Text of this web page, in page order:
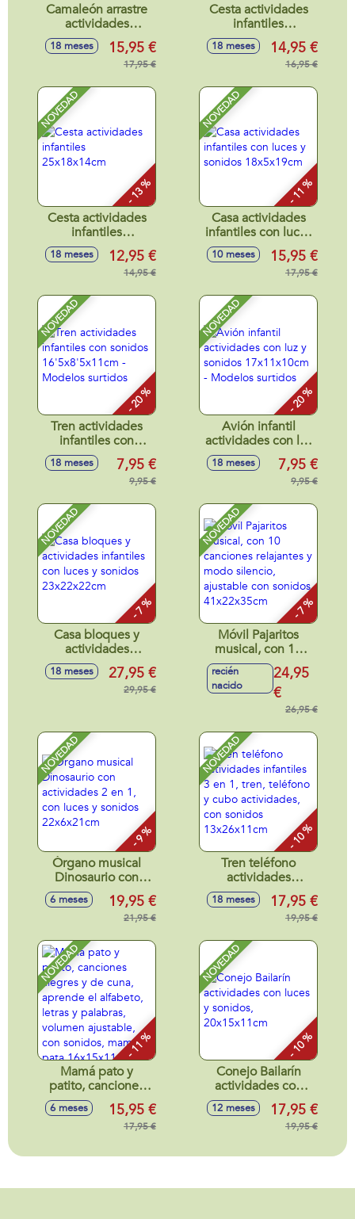
Camaleón arrastre
actividades
28x13x14cm
18 meses 15,95 €
17,95 €
Cesta actividades
infantiles
25x18x14cm
18 meses 14,95 €
16,95 €
NOVEDAD
- 13 %
Cesta actividades
infantiles
25x18x14cm
18 meses 12,95 €
14,95 €
NOVEDAD
- 11 %
Casa actividades
infantiles con luces
y sonidos
18x5x19cm
10 meses 15,95 €
17,95 €
NOVEDAD
- 20 %
Tren actividades
infantiles con
sonidos
16'5x8'5x11cm -
Modelos surtidos
18 meses 7,95 €
9,95 €
NOVEDAD
- 20 %
Avión infantil
actividades con luz
y sonidos
17x11x10cm -
Modelos surtidos
18 meses 7,95 €
9,95 €
NOVEDAD
- 7 %
Casa bloques y
actividades
infantiles con luces
y sonidos
23x22x22cm
18 meses 27,95 €
29,95 €
NOVEDAD
- 7 %
Móvil Pajaritos
musical, con 10
canciones
relajantes y modo
silencio, ajustable
con sonidos
recién
nacido
24,95
€
26,95 €
NOVEDAD
- 9 %
Órgano musical
Dinosaurio con
actividades 2 en 1,
con luces y sonidos
22x6x21cm
6 meses 19,95 €
21,95 €
NOVEDAD
- 10 %
Tren teléfono
actividades
infantiles 3 en 1,
tren, teléfono y
cubo actividades,
13x26x11cm
18 meses 17,95 €
19,95 €
NOVEDAD
- 11 %
Mamá pato y
patito, canciones
alegres y de cuna,
aprende el
alfabeto, letras y
ajustable, con
pata 16x15x11cm y
6 meses 15,95 €
17,95 €
NOVEDAD
- 10 %
Conejo Bailarín
actividades con
luces y sonidos,
20x15x11cm
12 meses 17,95 €
19,95 €